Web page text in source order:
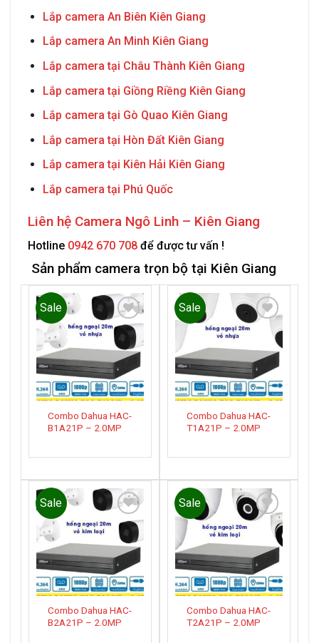
Lắp camera An Biên Kiên Giang
Lắp camera An Minh Kiên Giang
Lắp camera tại Châu Thành Kiên Giang
Lắp camera tại Giồng Riềng Kiên Giang
Lắp camera tại Gò Quao Kiên Giang
Lắp camera tại Hòn Đất Kiên Giang
Lắp camera tại Kiên Hải Kiên Giang
Lắp camera tại Phú Quốc
Liên hệ Camera Ngô Linh – Kiên Giang
Hotline 0942 670 708 để được tư vấn !
Sản phẩm camera trọn bộ tại Kiên Giang
Sale
Add to
wishlist
Combo Dahua HAC-
B1A21P – 2.0MP
Sale
Add to
wishlist
Combo Dahua HAC-
T1A21P – 2.0MP
Sale
Add to
wishlist
Combo Dahua HAC-
B2A21P – 2.0MP
Sale
Add to
wishlist
Combo Dahua HAC-
T2A21P – 2.0MP